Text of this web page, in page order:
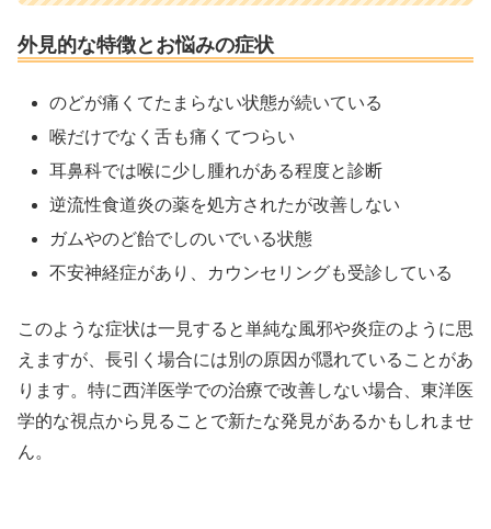
外見的な特徴とお悩みの症状
のどが痛くてたまらない状態が続いている
喉だけでなく舌も痛くてつらい
耳鼻科では喉に少し腫れがある程度と診断
逆流性食道炎の薬を処方されたが改善しない
ガムやのど飴でしのいでいる状態
不安神経症があり、カウンセリングも受診している
このような症状は一見すると単純な風邪や炎症のように思
えますが、長引く場合には別の原因が隠れていることがあ
ります。特に西洋医学での治療で改善しない場合、東洋医
学的な視点から見ることで新たな発見があるかもしれませ
ん。